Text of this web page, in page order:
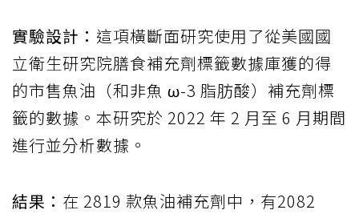
實驗設計： 這項橫斷面研究使用了從美國國
立衛生研究院膳食補充劑標籤數據庫獲的得
的市售魚油（和非魚 ω-3 脂肪酸）補充劑標
籤的數據。本研究於 2022 年 2 月至 6 月期間
進行並分析數據。
結果： 在 2819 款魚油補充劑中，有2082